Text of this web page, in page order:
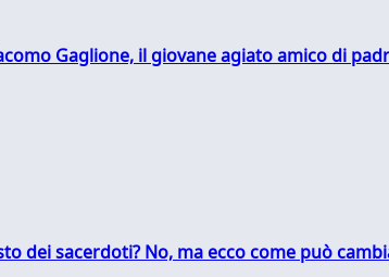
Gaglione, il giovane agiato amico di
dei sacerdoti? No, ma ecco come può